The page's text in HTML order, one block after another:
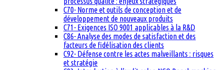
C70- Norme et outils de conception et de
développement de nouveaux produits
C71- Exigences ISO 9001 applicables à la R&D
C86- Analyse des modes de satisfaction et des
facteurs de fidélisation des clients
C92- Défense contre les actes malveillants : risques
et stratégie